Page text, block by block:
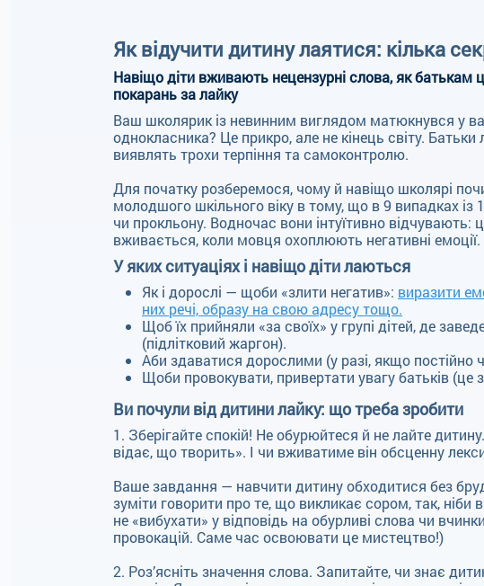
Як відучити дитину лаятися: кілька
Навіщо діти вживають нецензурні слова, як батькам
покарань за лайку
Ваш школярик із невинним виглядом матюкнувся у
однокласника? Це прикро, але не кінець світу.
виявлять трохи терпіння та самоконтролю.
Для початку розберемося, чому й навіщо школярі
молодшого шкільного віку в тому, що в 9 випадках
чи прокльону. Водночас вони інтуїтивно
вживається, коли мовця охоплюють негативні емоції.
У яких ситуаціях і навіщо діти лаються
Як і дорослі — щоби «злити негатив»: виразити
них речі, образу на свою адресу тощо.
Щоб їх прийняли «за своїх» у групі дітей, де
(підлітковий жаргон).
Аби здаватися дорослими (у разі, якщо постійно
Щоби провокувати, привертати увагу батьків (це
Ви почули від дитини лайку: що треба зробити
1. Зберігайте спокій! Не обурюйтеся й не лайте
відає, що творить». І чи вживатиме він обсценну
Ваше завдання — навчити дитину обходитися без
зуміти говорити про те, що викликає сором, так,
не «вибухати» у відповідь на обурливі слова чи
провокацій. Саме час освоювати це мистецтво!)
2. Роз’ясніть значення слова. Запитайте, чи знає